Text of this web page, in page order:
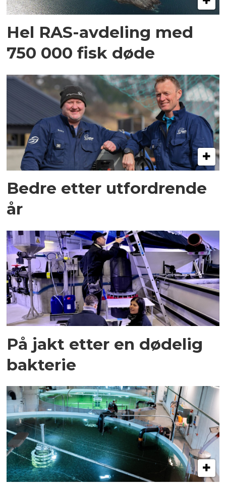
Hel RAS-avdeling med
750 000 fisk døde
Bedre etter utfordrende
år
På jakt etter en dødelig
bakterie